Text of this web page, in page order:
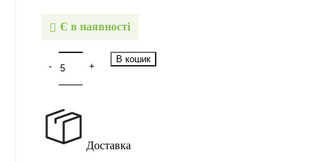
Є в наявності
В кошик
Доставка